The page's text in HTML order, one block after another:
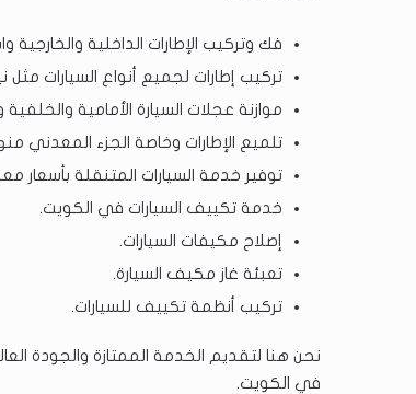
فك وتركيب الإطارات الداخلية والخارجية
تركيب إطارات لجميع أنواع السيارات
موازنة عجلات السيارة الأمامية
تلميع الإطارات وخاصة الجزء المعدني
توفير خدمة السيارات المتنقلة بأسعار
خدمة تكييف السيارات في الكويت.
إصلاح مكيفات السيارات.
تعبئة غاز مكيف السيارة.
تركيب أنظمة تكييف للسيارات.
نحن هنا لتقديم الخدمة الممتازة والجودة
في الكويت.